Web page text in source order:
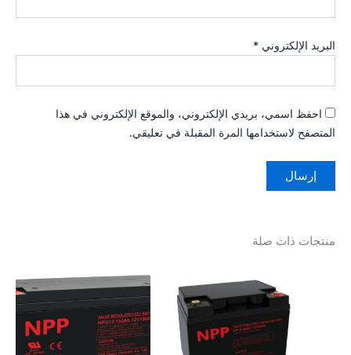
البريد الإلكتروني *
احفظ اسمي، بريدي الإلكتروني، والموقع الإلكتروني في هذا
المتصفح لاستخدامها المرة المقبلة في تعليقي.
منتجات ذات صلة